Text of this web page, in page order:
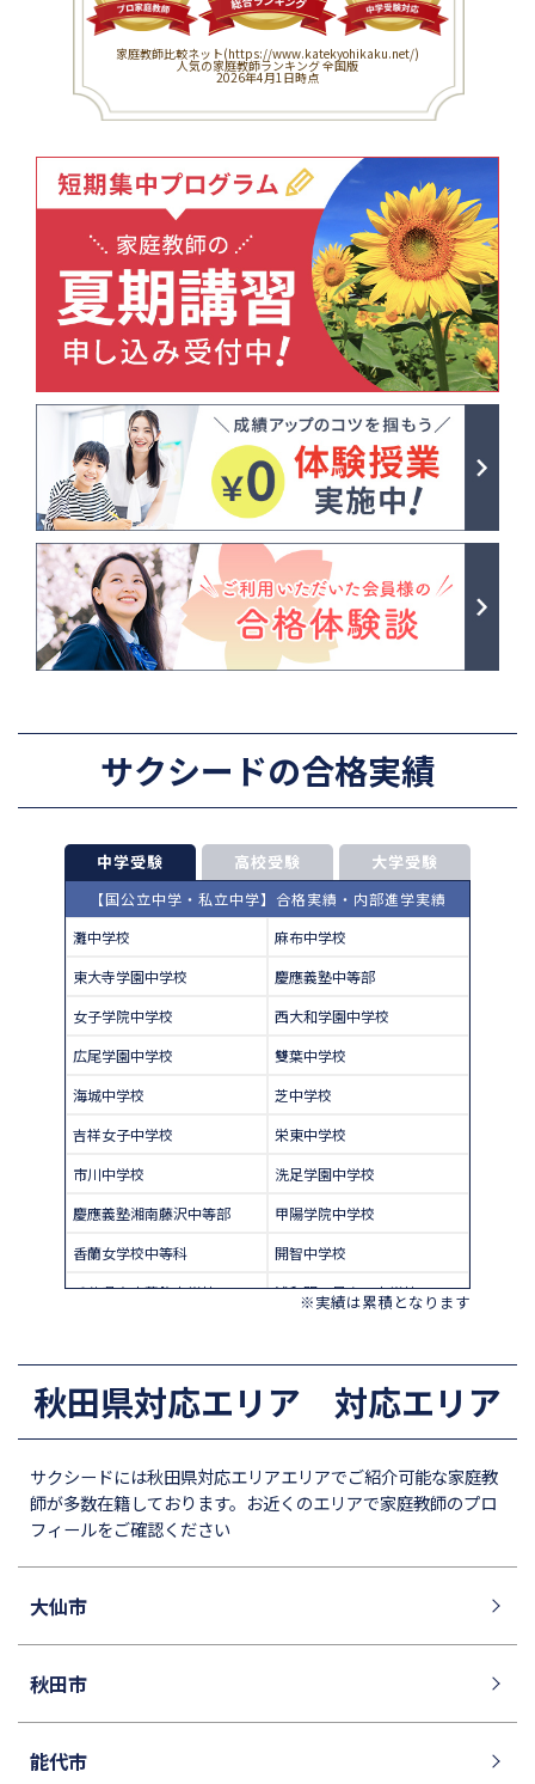
家庭教師比較ネット(https://www.katekyohikaku.net/)
人気の家庭教師ランキング 全国版
2026年4月1日時点
サクシードの合格実績
中学受験 高校受験 大学受験
【国公立中学・私立中学】合格実績・内部進学実績
灘中学校
麻布中学校
東大寺学園中学校
慶應義塾中等部
女子学院中学校
西大和学園中学校
広尾学園中学校
雙葉中学校
海城中学校
芝中学校
吉祥女子中学校
栄東中学校
市川中学校
洗足学園中学校
慶應義塾湘南藤沢中等部
甲陽学院中学校
香蘭女学校中等科
開智中学校
千葉県立東葛飾中学校
浦和明の星女子中学校
四天王寺中学校
巣鴨中学校
須磨学園中学校
北嶺中学校
東邦大学付属東邦中学校
東京農業大学第一高等学校中
等部
帝塚山中学校
三田国際科学学園中学校
中央大学附属横浜中学校
※実績は累積となります
秋田県対応エリア 対応エリア
サクシードには秋田県対応エリアエリアでご紹介可能な家庭教
師が多数在籍しております。お近くのエリアで家庭教師のプロ
フィールをご確認ください
大仙市
秋田市
能代市